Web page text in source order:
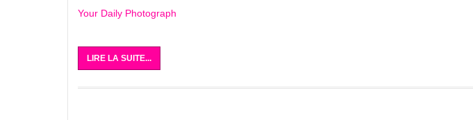
Your Daily Photograph
LIRE LA SUITE...